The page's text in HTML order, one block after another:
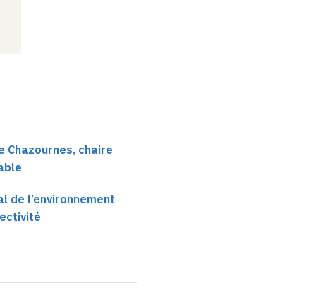
Chazournes, chaire
de l’environnement